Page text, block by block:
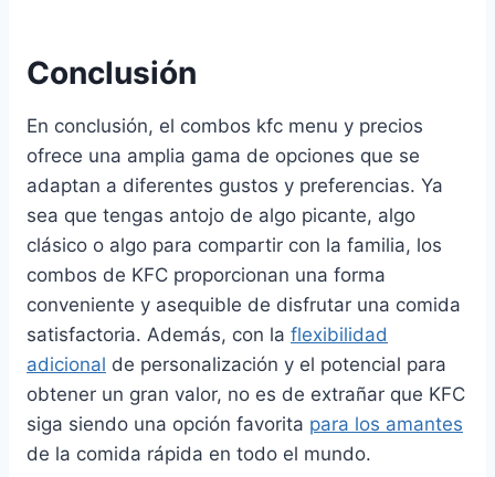
Conclusión
En conclusión, el combos kfc menu y precios
ofrece una amplia gama de opciones que se
adaptan a diferentes gustos y preferencias. Ya
sea que tengas antojo de algo picante, algo
clásico o algo para compartir con la familia, los
combos de KFC proporcionan una forma
conveniente y asequible de disfrutar una comida
satisfactoria. Además, con la flexibilidad
adicional de personalización y el potencial para
obtener un gran valor, no es de extrañar que KFC
siga siendo una opción favorita para los amantes
de la comida rápida en todo el mundo.